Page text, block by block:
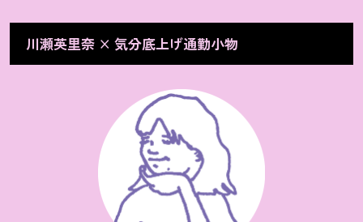
川瀬英里奈 × 気分底上げ通勤小物